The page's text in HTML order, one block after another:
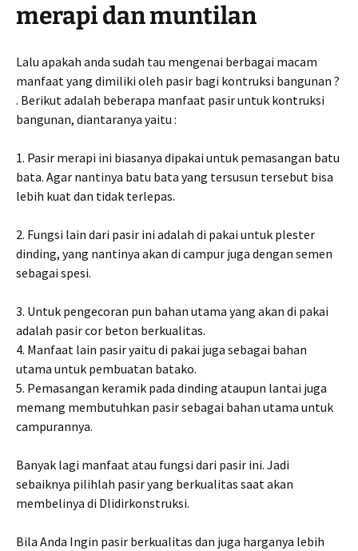
merapi dan muntilan
Lalu apakah anda sudah tau mengenai berbagai macam
manfaat yang dimiliki oleh pasir bagi kontruksi bangunan ?
. Berikut adalah beberapa manfaat pasir untuk kontruksi
bangunan, diantaranya yaitu :
1. Pasir merapi ini biasanya dipakai untuk pemasangan batu
bata. Agar nantinya batu bata yang tersusun tersebut bisa
lebih kuat dan tidak terlepas.
2. Fungsi lain dari pasir ini adalah di pakai untuk plester
dinding, yang nantinya akan di campur juga dengan semen
sebagai spesi.
3. Untuk pengecoran pun bahan utama yang akan di pakai
adalah pasir cor beton berkualitas.
4. Manfaat lain pasir yaitu di pakai juga sebagai bahan
utama untuk pembuatan batako.
5. Pemasangan keramik pada dinding ataupun lantai juga
memang membutuhkan pasir sebagai bahan utama untuk
campurannya.
Banyak lagi manfaat atau fungsi dari pasir ini. Jadi
sebaiknya pilihlah pasir yang berkualitas saat akan
membelinya di Dlidirkonstruksi.
Bila Anda Ingin pasir berkualitas dan juga harganya lebih